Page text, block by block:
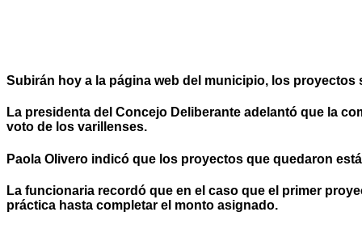
Subirán hoy a la página web del municipio, los
La presidenta del Concejo Deliberante adelantó que la
voto de los varillenses.
Paola OIivero indicó que los proyectos que quedaron
La funcionaria recordó que en el caso que el primer
práctica hasta completar el monto asignado.